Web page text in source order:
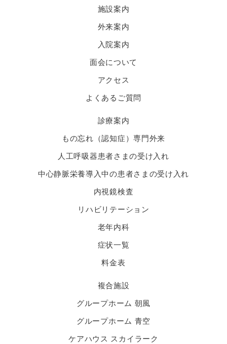
施設案内
外来案内
入院案内
面会について
アクセス
よくあるご質問
診療案内
もの忘れ（認知症）専門外来
人工呼吸器患者さまの受け入れ
中心静脈栄養導入中の患者さまの受け入れ
内視鏡検査
リハビリテーション
老年内科
症状一覧
料金表
複合施設
グループホーム 朝風
グループホーム 青空
ケアハウス スカイラーク